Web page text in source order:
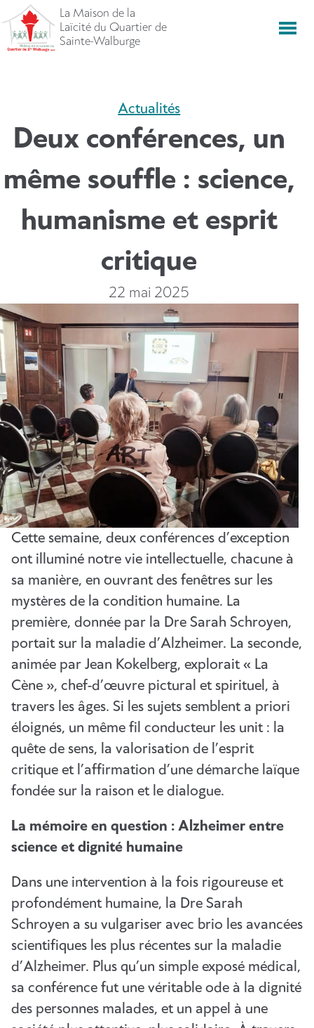
directement
vers
La Maison de la
Laïcité du Quartier de
Sainte-Walburge
Actualités
Deux conférences, un
même souffle : science,
humanisme et esprit
critique
22 mai 2025
Cette semaine, deux conférences d’exception
ont illuminé notre vie intellectuelle, chacune à
sa manière, en ouvrant des fenêtres sur les
mystères de la condition humaine. La
première, donnée par la Dre Sarah Schroyen,
portait sur la maladie d’Alzheimer. La seconde,
animée par Jean Kokelberg, explorait « La
Cène », chef-d’œuvre pictural et spirituel, à
travers les âges. Si les sujets semblent a priori
éloignés, un même fil conducteur les unit : la
quête de sens, la valorisation de l’esprit
critique et l’affirmation d’une démarche laïque
fondée sur la raison et le dialogue.
La mémoire en question : Alzheimer entre
science et dignité humaine
Dans une intervention à la fois rigoureuse et
profondément humaine, la Dre Sarah
Schroyen a su vulgariser avec brio les avancées
scientifiques les plus récentes sur la maladie
d’Alzheimer. Plus qu’un simple exposé médical,
sa conférence fut une véritable ode à la dignité
des personnes malades, et un appel à une